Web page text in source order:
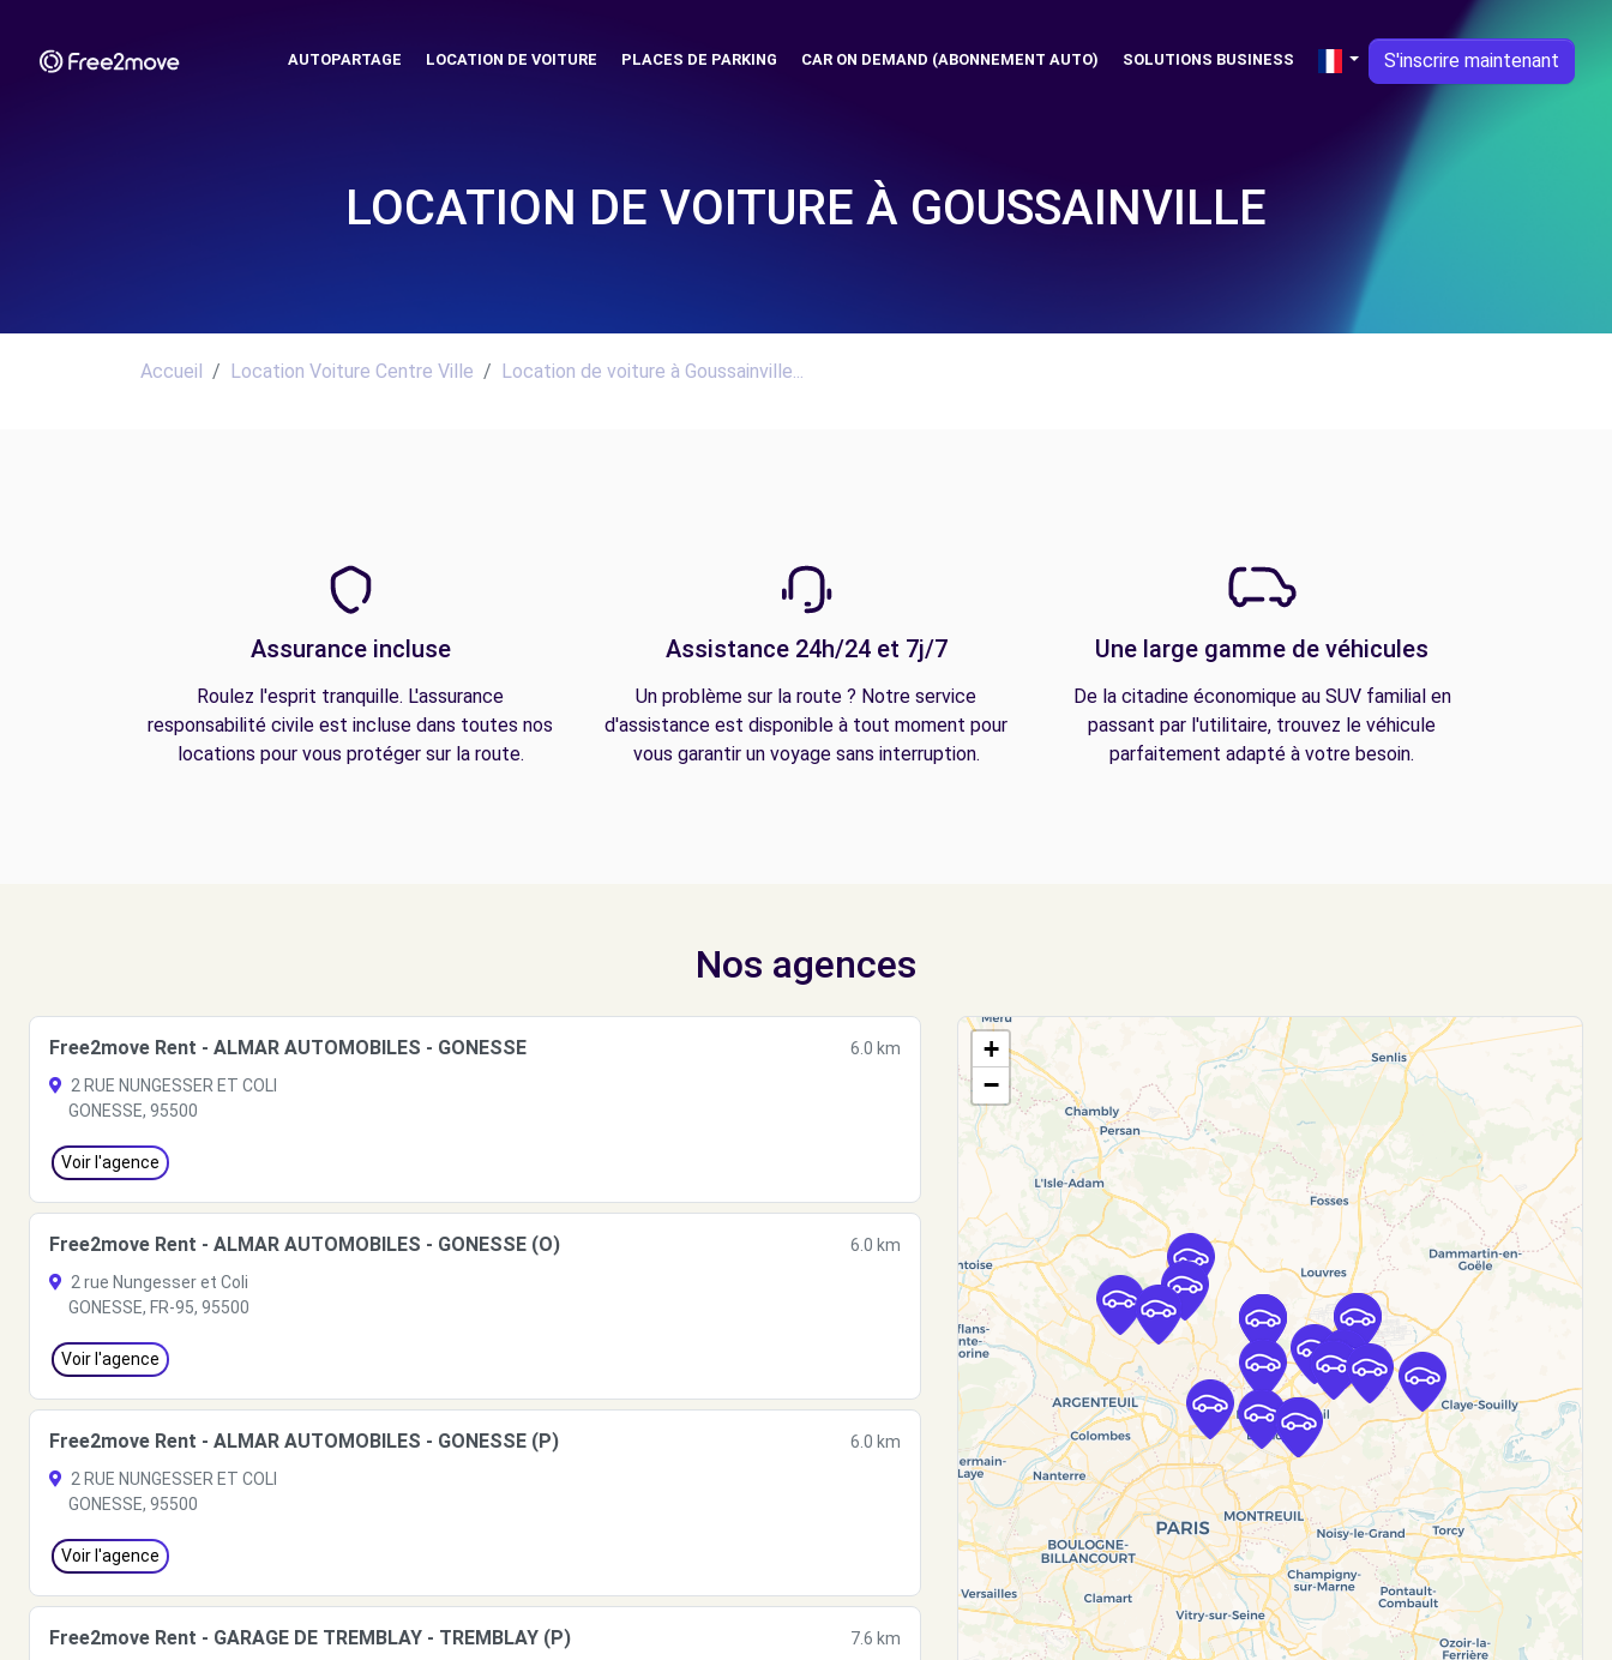
AUTOPARTAGE LOCATION DE VOITURE PLACES DE PARKING CAR ON DEMAND (ABONNEMENT AUTO) SOLUTIONS BUSINESS S'inscrire maintenant
LOCATION DE VOITURE À GOUSSAINVILLE
Accueil Location Voiture Centre Ville Location de voiture à Goussainville...
Assurance incluse
Roulez l'esprit tranquille. L'assurance
responsabilité civile est incluse dans toutes nos
locations pour vous protéger sur la route.
Assistance 24h/24 et 7j/7
Un problème sur la route ? Notre service
d'assistance est disponible à tout moment pour
vous garantir un voyage sans interruption.
Une large gamme de véhicules
De la citadine économique au SUV familial en
passant par l'utilitaire, trouvez le véhicule
parfaitement adapté à votre besoin.
Nos agences
Free2move Rent - ALMAR AUTOMOBILES - GONESSE
6.0 km
2 RUE NUNGESSER ET COLI
GONESSE, 95500
Voir l'agence
Free2move Rent - ALMAR AUTOMOBILES - GONESSE (O)
6.0 km
2 rue Nungesser et Coli
GONESSE, FR-95, 95500
Voir l'agence
Free2move Rent - ALMAR AUTOMOBILES - GONESSE (P)
6.0 km
2 RUE NUNGESSER ET COLI
GONESSE, 95500
Voir l'agence
Free2move Rent - GARAGE DE TREMBLAY - TREMBLAY (P)
7.6 km
+
−